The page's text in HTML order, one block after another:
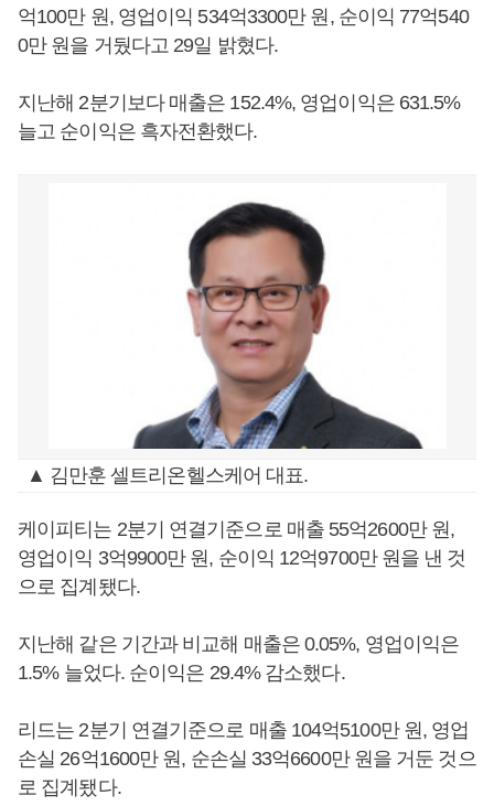
억100만 원, 영업이익 534억3300만 원, 순이익 77억540
0만 원을 거뒀다고 29일 밝혔다.
지난해 2분기보다 매출은 152.4%, 영업이익은 631.5%
늘고 순이익은 흑자전환했다.
▲ 김만훈 셀트리온헬스케어 대표.
케이피티는 2분기 연결기준으로 매출 55억2600만 원,
영업이익 3억9900만 원, 순이익 12억9700만 원을 낸 것
으로 집계됐다.
지난해 같은 기간과 비교해 매출은 0.05%, 영업이익은
1.5% 늘었다. 순이익은 29.4% 감소했다.
리드는 2분기 연결기준으로 매출 104억5100만 원, 영업
손실 26억1600만 원, 순손실 33억6600만 원을 거둔 것으
로 집계됐다.